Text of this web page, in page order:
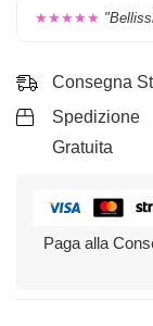
★★★★★
Consegna
Spedizione
Gratuita
Paga alla